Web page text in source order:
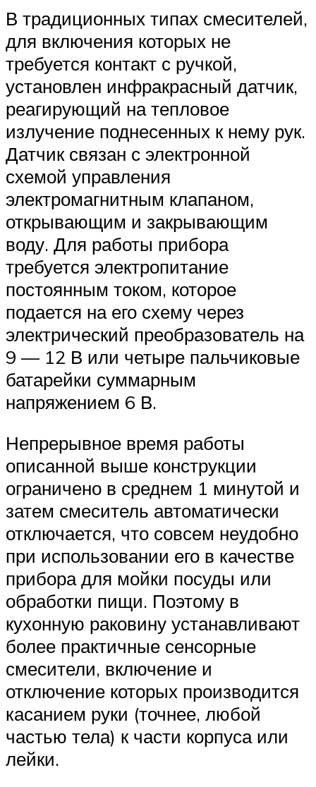
В традиционных типах смесителей,
для включения которых не
требуется контакт с ручкой,
установлен инфракрасный датчик,
реагирующий на тепловое
излучение поднесенных к нему рук.
Датчик связан с электронной
схемой управления
электромагнитным клапаном,
открывающим и закрывающим
воду. Для работы прибора
требуется электропитание
постоянным током, которое
подается на его схему через
электрический преобразователь на
9 — 12 В или четыре пальчиковые
батарейки суммарным
напряжением 6 В.
Непрерывное время работы
описанной выше конструкции
ограничено в среднем 1 минутой и
затем смеситель автоматически
отключается, что совсем неудобно
при использовании его в качестве
прибора для мойки посуды или
обработки пищи. Поэтому в
кухонную раковину устанавливают
более практичные сенсорные
смесители, включение и
отключение которых производится
касанием руки (точнее, любой
частью тела) к части корпуса или
лейки.